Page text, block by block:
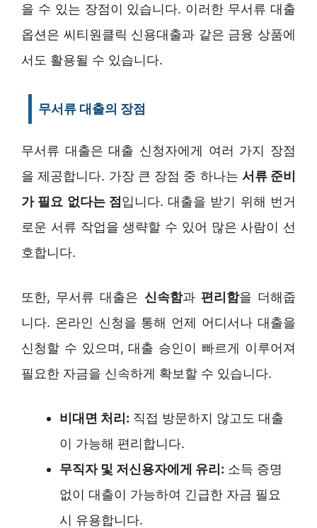
을 수 있는 장점이 있습니다. 이러한 무서류 대출
옵션은 씨티원클릭 신용대출과 같은 금융 상품에
서도 활용될 수 있습니다.
무서류 대출의 장점
무서류 대출은 대출 신청자에게 여러 가지 장점
을 제공합니다. 가장 큰 장점 중 하나는 서류 준비
가 필요 없다는 점입니다. 대출을 받기 위해 번거
로운 서류 작업을 생략할 수 있어 많은 사람이 선
호합니다.
또한, 무서류 대출은 신속함과 편리함을 더해줍
니다. 온라인 신청을 통해 언제 어디서나 대출을
신청할 수 있으며, 대출 승인이 빠르게 이루어져
필요한 자금을 신속하게 확보할 수 있습니다.
비대면 처리: 직접 방문하지 않고도 대출
이 가능해 편리합니다.
무직자 및 저신용자에게 유리: 소득 증명
없이 대출이 가능하여 긴급한 자금 필요
시 유용합니다.